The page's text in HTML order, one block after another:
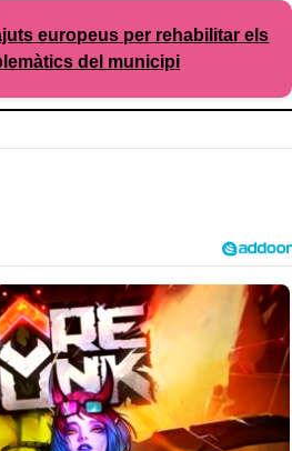
europeus per rehabilitar els
del municipi